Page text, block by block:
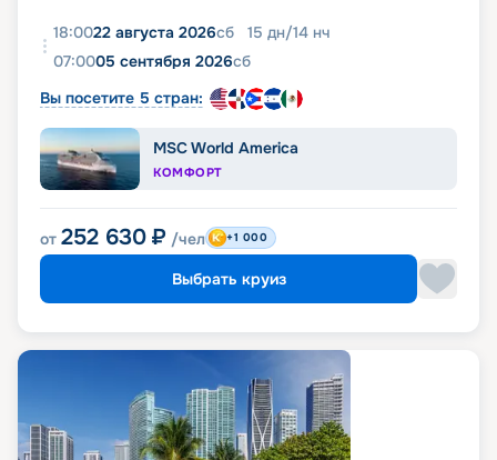
18:0022 августа 2026сб 15 дн/14 нч
07:0005 сентября 2026сб
Вы посетите 5 стран:
MSC World America
КОМФОРТ
от 252 630 ₽ /чел +1 000
Выбрать круиз